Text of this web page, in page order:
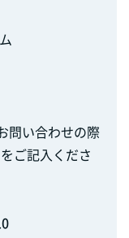
問い合わせの際
をご記入くださ